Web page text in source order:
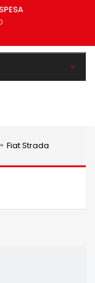
Fiat Strada